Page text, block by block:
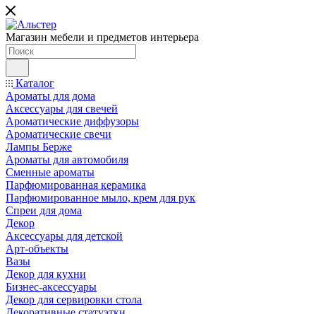
Магазин мебели и предметов интерьера
Каталог
Ароматы для дома
Аксессуары для свечей
Ароматические диффузоры
Ароматические свечи
Лампы Берже
Ароматы для автомобиля
Сменные ароматы
Парфюмированная керамика
Парфюмированное мыло, крем для рук
Спреи для дома
Декор
Аксессуары для детской
Арт-объекты
Вазы
Декор для кухни
Бизнес-аксессуары
Декор для сервировки стола